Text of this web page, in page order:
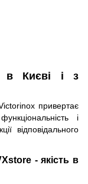
в Києві і з
привертає
і
відповідального
- якість в